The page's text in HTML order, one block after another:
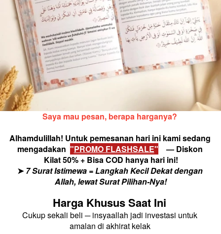
Saya mau pesan, berapa harganya?
Alhamdulillah! Untuk pemesanan hari ini kami sedang
mengadakan "PROMO FLASHSALE" — Diskon
Kilat 50% + Bisa COD hanya hari ini!
➤ 7 Surat Istimewa = Langkah Kecil Dekat dengan
Allah, lewat Surat Pilihan-Nya!
Harga Khusus Saat Ini
Cukup sekali beli ─ insyaallah jadi investasi untuk
amalan di akhirat kelak